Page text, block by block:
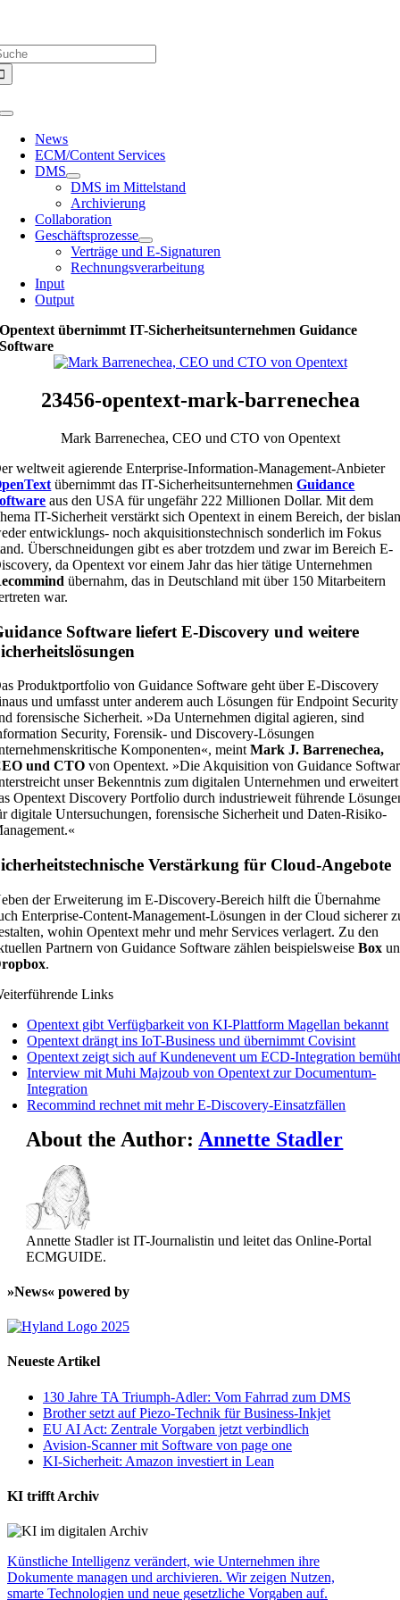
springen
Toggle
Navigation
News
ECM/Content Services
DMS
DMS im Mittelstand
Archivierung
Collaboration
Geschäftsprozesse
Verträge und E-Signaturen
Rechnungsverarbeitung
Input
Output
Opentext übernimmt IT-Sicherheitsunternehmen Guidance
Software
23456-opentext-mark-barrenechea
Mark Barrenechea, CEO und CTO von Opentext
weltweit agierende Enterprise-Information-Management-Anbieter
übernimmt das IT-SicherheitsunternehmenGuidance
aus den USA für ungefähr 222 Millionen Dollar. Mit dem
IT-Sicherheit verstärkt sich Opentext in einem Bereich, der
entwicklungs- noch akquisitionstechnisch sonderlich im Fokus
Überschneidungen gibt es aber trotzdem und zwar im Bereich E-
da Opentext vor einem Jahr das hier tätige Unternehmen
übernahm, das in Deutschland mit über 150 Mitarbeitern
war.
Software liefert E-Discovery und weitere
Produktportfolio von Guidance Software geht über E-Discovery
und umfasst unter anderem auch Lösungen für Endpoint Security
forensische Sicherheit. »Da Unternehmen digital agieren, sind
Security, Forensik- und Discovery-Lösungen
Komponenten«, meintMark J. Barrenechea,
und CTO von Opentext. »Die Akquisition von Guidance
unser Bekenntnis zum digitalen Unternehmen und erweitert
Opentext Discovery Portfolio durch industrieweit führende
digitale Untersuchungen, forensische Sicherheit und Daten-Risiko-
Verstärkung für Cloud-Angebote
der Erweiterung im E-Discovery-Bereich hilft die Übernahme
Enterprise-Content-Management-Lösungen in der Cloud sicherer
wohin Opentext mehr und mehr Services verlagert. Zu den
Partnern von Guidance Software zählen beispielsweiseBox
.
Links
Opentext gibt Verfügbarkeit von KI-Plattform Magellan bekannt
Opentext drängt ins IoT-Business und übernimmt Covisint
Opentext zeigt sich auf Kundenevent um ECD-Integration
Interview mit Muhi Majzoub von Opentext zur Documentum-
Integration
Recommind rechnet mit mehr E-Discovery-Einsatzfällen
About the Author: Annette Stadler
Annette Stadler ist IT-Journalistin und leitet das Online-Portal
ECMGUIDE.
»News« powered by
Neueste Artikel
130 Jahre TA Triumph-Adler: Vom Fahrrad zum DMS
Brother setzt auf Piezo-Technik für Business-Inkjet
EU AI Act: Zentrale Vorgaben jetzt verbindlich
Avision-Scanner mit Software von page one
KI-Sicherheit: Amazon investiert in Lean
KI trifft Archiv
Künstliche Intelligenz verändert, wie Unternehmen ihre
Dokumente managen und archivieren. Wir zeigen Nutzen,
smarte Technologien und neue gesetzliche Vorgaben auf.